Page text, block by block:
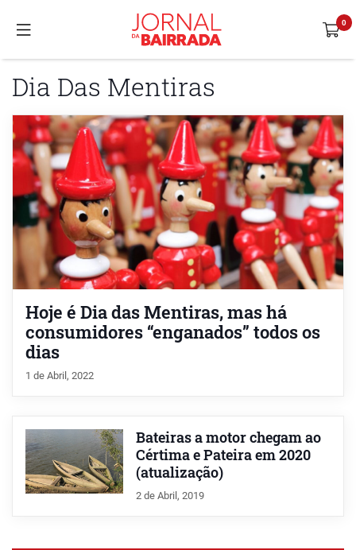
Dia Das Mentiras
Hoje é Dia das Mentiras, mas há
consumidores “enganados” todos os
dias
1 de Abril, 2022
Bateiras a motor chegam ao
Cértima e Pateira em 2020
(atualização)
2 de Abril, 2019